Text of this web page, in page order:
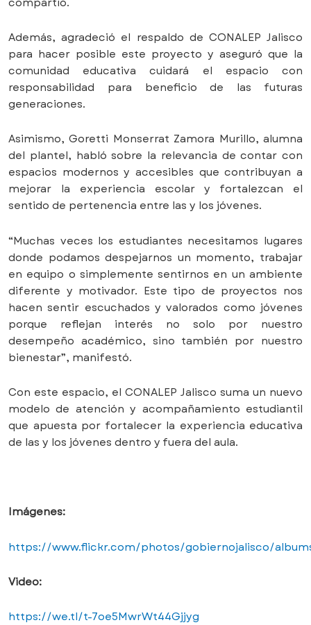
Además, agradeció el respaldo de CONALEP Jalisco
para hacer posible este proyecto y aseguró que la
comunidad educativa cuidará el espacio con
responsabilidad para beneficio de las futuras
generaciones.
Asimismo, Goretti Monserrat Zamora Murillo, alumna
del plantel, habló sobre la relevancia de contar con
espacios modernos y accesibles que contribuyan a
mejorar la experiencia escolar y fortalezcan el
sentido de pertenencia entre las y los jóvenes.
“Muchas veces los estudiantes necesitamos lugares
donde podamos despejarnos un momento, trabajar
en equipo o simplemente sentirnos en un ambiente
diferente y motivador. Este tipo de proyectos nos
hacen sentir escuchados y valorados como jóvenes
porque reflejan interés no solo por nuestro
desempeño académico, sino también por nuestro
bienestar”, manifestó.
Con este espacio, el CONALEP Jalisco suma un nuevo
modelo de atención y acompañamiento estudiantil
que apuesta por fortalecer la experiencia educativa
de las y los jóvenes dentro y fuera del aula.
Imágenes:
https://www.flickr.com/photos/gobiernojalisco/albums/
Video:
https://we.tl/t-7oe5MwrWt44Gjjyg